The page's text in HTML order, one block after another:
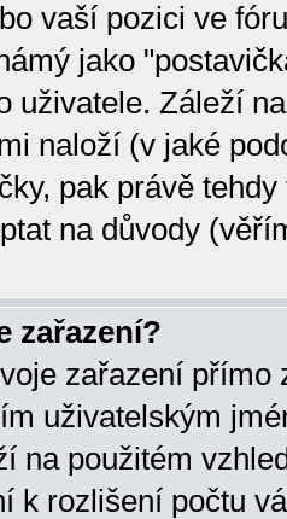
vaší pozici ve
jako
uživatele. Záleží
naloží (v jaké
pak právě
na důvody
zařazení?
zařazení přímo
uživatelským
na použitém
k rozlišení počtu